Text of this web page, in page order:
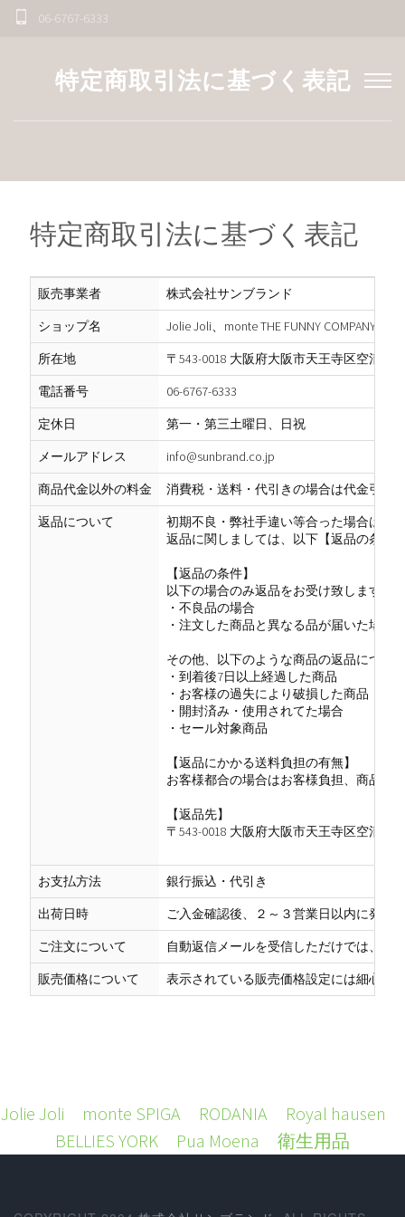
06-6767-6333
特定商取引法に基づく表記
特定商取引法に基づく表記
販売事業者
株式会社サンブランド
ショップ名
Jolie Joli、monte THE FUNNY COMPANY、
所在地
〒543-0018 大阪府大阪市天王寺区空清町
電話番号
06-6767-6333
定休日
第一・第三土曜日、日祝
メールアドレス
info@sunbrand.co.jp
商品代金以外の料金
消費税・送料・代引きの場合は代金引換
返品について
初期不良・弊社手違い等合った場合は、
返品に関しましては、以下【返品の条件
【返品の条件】
以下の場合のみ返品をお受け致します。
・不良品の場合
・注文した商品と異なる品が届いた場合
その他、以下のような商品の返品につい
・到着後7日以上経過した商品
・お客様の過失により破損した商品
・開封済み・使用されてた場合
・セール対象商品
【返品にかかる送料負担の有無】
お客様都合の場合はお客様負担、商品不
【返品先】
〒543-0018 大阪府大阪市天王寺区空清町
お支払方法
銀行振込・代引き
出荷日時
ご入金確認後、２～３営業日以内に発送
ご注文について
自動返信メールを受信しただけでは、ま
販売価格について
表示されている販売価格設定には細心の
Jolie Joli monte SPIGA RODANIA
Royal hausen
BELLIES YORK
Pua Moena 衛生用品